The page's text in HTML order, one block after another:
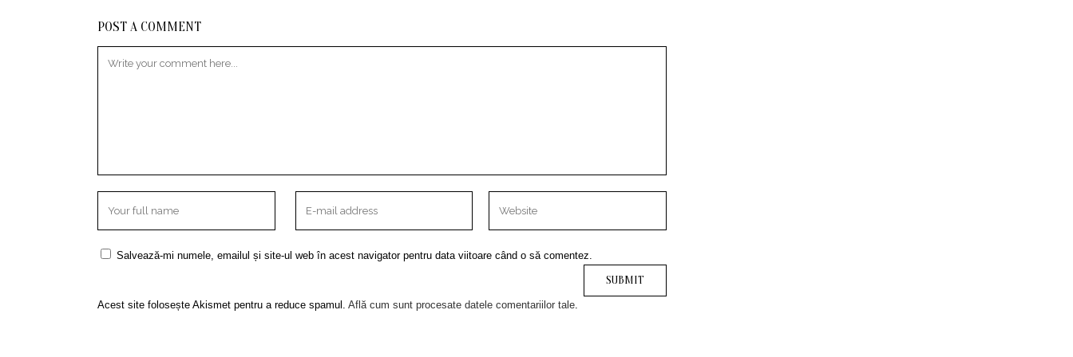
POST A COMMENT
Salvează-mi numele, emailul și site-ul web în acest navigator pentru data viitoare când o să comentez.
Acest site folosește Akismet pentru a reduce spamul. Află cum sunt procesate datele comentariilor tale.